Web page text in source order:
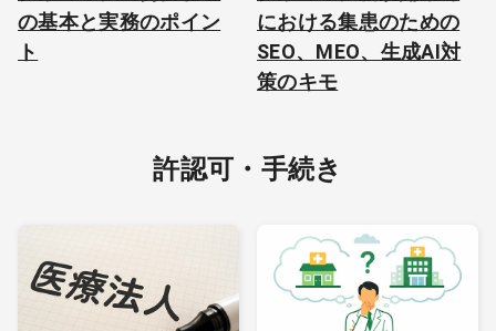
の基本と実務のポイン
ト
における集患のための
SEO、MEO、生成AI対
策のキモ
許認可・手続き